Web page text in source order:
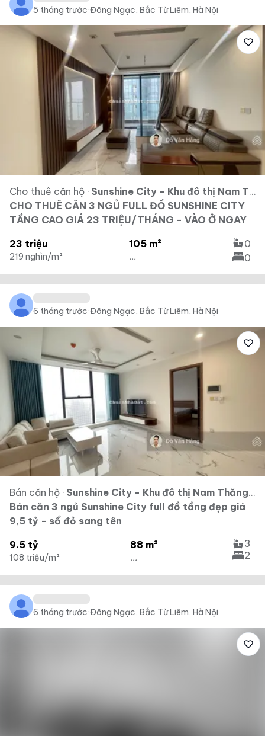
5 tháng trước·Đông Ngạc, Bắc Từ Liêm, Hà Nội
Cho thuê căn hộ · Sunshine City - Khu đô thị Nam Thăng Long - Ciputra
CHO THUÊ CĂN 3 NGỦ FULL ĐỒ SUNSHINE CITY
TẦNG CAO GIÁ 23 TRIỆU/THÁNG - VÀO Ở NGAY
23 triệu
219 nghìn/m²
105 m²
...
0
0
6 tháng trước·Đông Ngạc, Bắc Từ Liêm, Hà Nội
Bán căn hộ · Sunshine City - Khu đô thị Nam Thăng Long - Ciputra
Bán căn 3 ngủ Sunshine City full đồ tầng đẹp giá
9,5 tỷ - sổ đỏ sang tên
9.5 tỷ
108 triệu/m²
88 m²
...
3
2
6 tháng trước·Đông Ngạc, Bắc Từ Liêm, Hà Nội